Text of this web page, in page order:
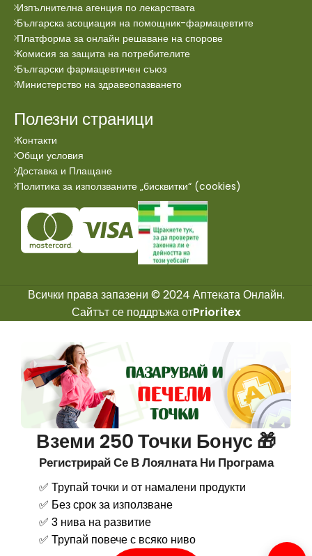
Изпълнителна агенция по лекарствата
Българска асоциация на помощник-фармацевтите
Платформа за онлайн решаване на спорове
Комисия за защита на потребителите
Български фармацевтичен съюз
Министерство на здравеопазването
Полезни страници
Контакти
Общи условия
Доставка и Плащане
Политика за използваните „бисквитки“ (cookies)
Всички права запазени © 2024 Аптеката Онлайн.
Сайтът се поддръжа отPrioritex
Вземи 250 Точки Бонус 🎁
Регистрирай Се В Лоялната Ни Програма
✅ Трупай точки и от намалени продукти
✅ Без срок за използване
✅ 3 нива на развитие
✅ Трупай повече с всяко ниво